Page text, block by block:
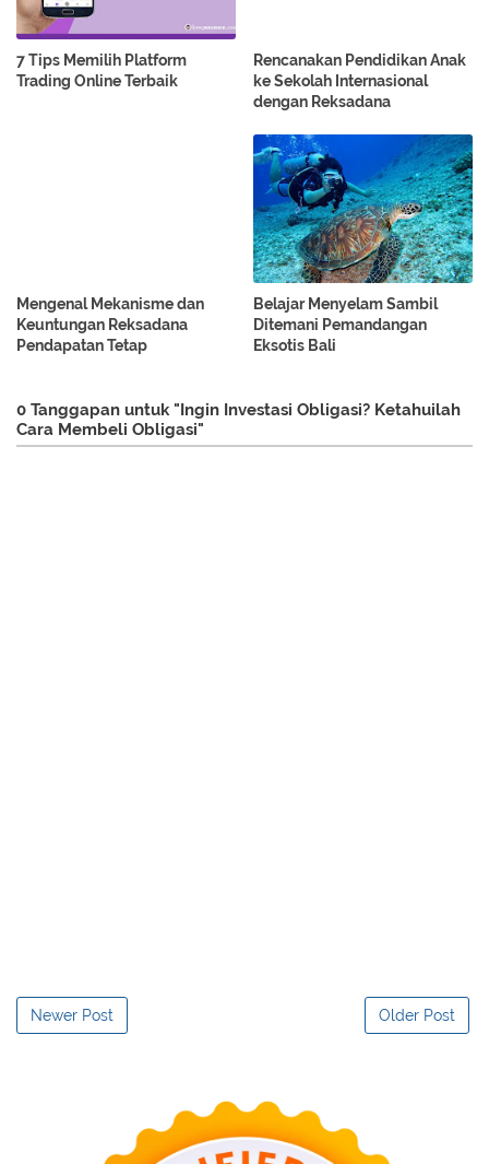
7 Tips Memilih Platform
Trading Online Terbaik
Rencanakan Pendidikan Anak
ke Sekolah Internasional
dengan Reksadana
Mengenal Mekanisme dan
Keuntungan Reksadana
Pendapatan Tetap
Belajar Menyelam Sambil
Ditemani Pemandangan
Eksotis Bali
0 Tanggapan untuk "Ingin Investasi Obligasi? Ketahuilah
Cara Membeli Obligasi"
Newer Post Older Post